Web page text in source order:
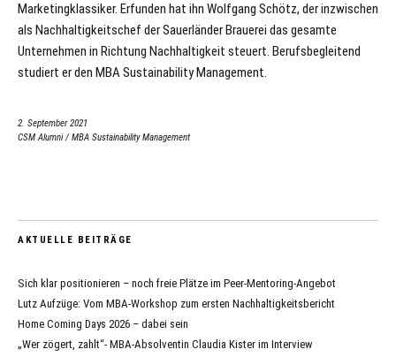
Marketingklassiker. Erfunden hat ihn Wolfgang Schötz, der inzwischen
als Nachhaltigkeitschef der Sauerländer Brauerei das gesamte
Unternehmen in Richtung Nachhaltigkeit steuert. Berufsbegleitend
studiert er den MBA Sustainability Management.
2. September 2021
CSM Alumni/MBA Sustainability Management
AKTUELLE BEITRÄGE
Sich klar positionieren – noch freie Plätze im Peer-Mentoring-Angebot
Lutz Aufzüge: Vom MBA-Workshop zum ersten Nachhaltigkeitsbericht
Home Coming Days 2026 – dabei sein
„Wer zögert, zahlt“- MBA-Absolventin Claudia Kister im Interview